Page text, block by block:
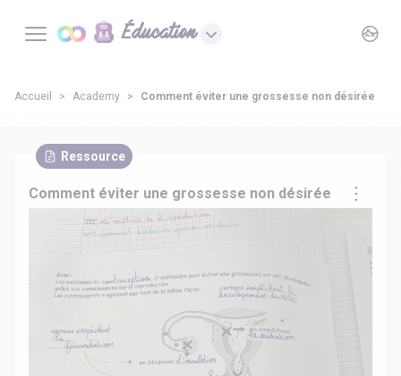
Éducation
Accueil Academy Comment éviter une grossesse non désirée
Ressource
Comment éviter une grossesse non désirée